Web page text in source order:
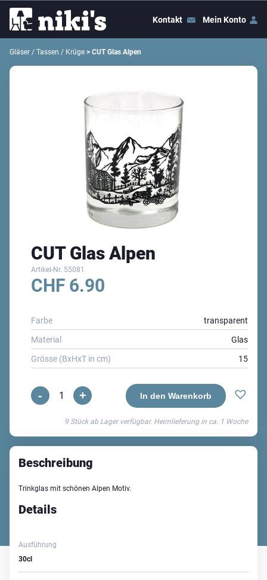
Kontakt Mein Konto
Gläser / Tassen / Krüge > CUT Glas Alpen
CUT Glas Alpen
Artikel-Nr. 55081
CHF 6.90
Farbe
transparent
Material
Glas
Grösse (BxHxT in cm)
15
-
CUT
Alpen
Menge
+ In den Warenkorb
9 Stück ab Lager verfügbar. Heimlieferung in ca. 1 Woche
Beschreibung
Trinkglas mit schönen Alpen Motiv.
Details
Ausführung
30cl